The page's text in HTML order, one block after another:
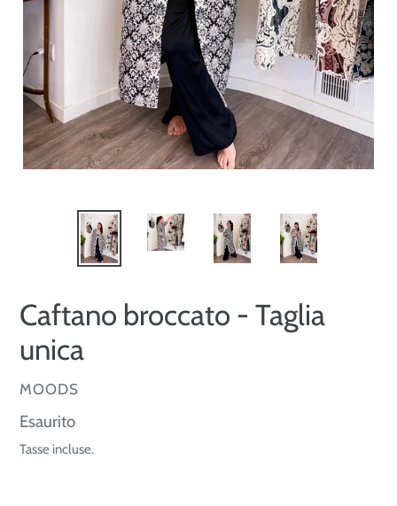
Caftano broccato - Taglia
unica
VENDITORE
MOODS
Prezzo
di
Esaurito
Tasse incluse.